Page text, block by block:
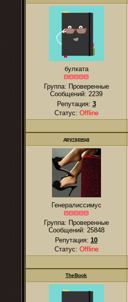
булката
Группа: Проверенные
Сообщений: 2239
Репутация: 3
Статус: Offline
другарица
Генералиссимус
Группа: Проверенные
Сообщений: 25848
Репутация: 10
Статус: Offline
TheBook